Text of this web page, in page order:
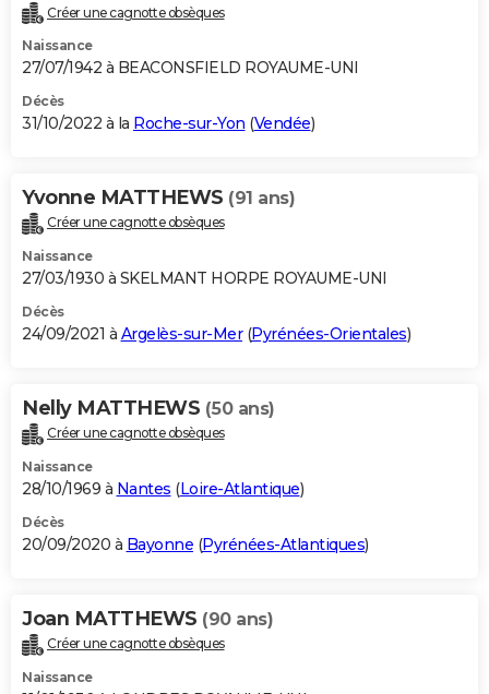
Créer une cagnotte obsèques
Naissance
27/07/1942 à BEACONSFIELD ROYAUME-UNI
Décès
31/10/2022 à la Roche-sur-Yon (Vendée)
Yvonne MATTHEWS (91 ans)
Créer une cagnotte obsèques
Naissance
27/03/1930 à SKELMANT HORPE ROYAUME-UNI
Décès
24/09/2021 à Argelès-sur-Mer(Pyrénées-Orientales)
Nelly MATTHEWS (50 ans)
Créer une cagnotte obsèques
Naissance
28/10/1969 à Nantes (Loire-Atlantique)
Décès
20/09/2020 à Bayonne (Pyrénées-Atlantiques)
Joan MATTHEWS (90 ans)
Créer une cagnotte obsèques
Naissance